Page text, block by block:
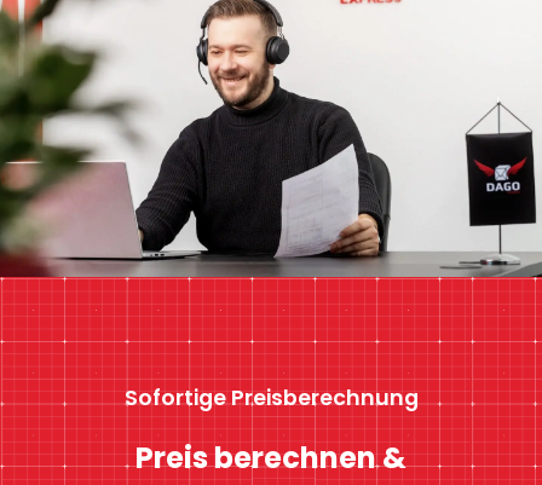
Sofortige Preisberechnung
Preis berechnen &